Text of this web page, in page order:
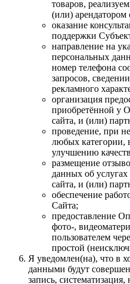
товаров,
(или) арендатором
оказание
поддержки
направление на
персональных
номер телефона
запросов,
рекламного
организация
приобретённой у
сайта, и (или)
проведение, при
любых категории,
улучшению
размещение
данных об
сайта, и (или)
обеспечение
Сайта;
предоставление
фото-,
пользователем
простой
Я уведомлен(на), что в
данными будут
запись,